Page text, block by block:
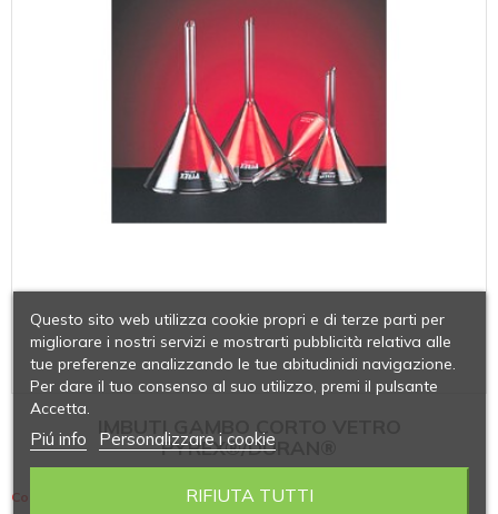
IMBUTI GAMBO CORTO VETRO
PYREX®/DURAN®
Contiene 8 articoli
Questo sito web utilizza cookie propri e di terze parti per
migliorare i nostri servizi e mostrarti pubblicità relativa alle
tue preferenze analizzando le tue abitudinidi navigazione.
Per dare il tuo consenso al suo utilizzo, premi il pulsante
Accetta.
Piú info Personalizzare i cookie
RIFIUTA TUTTI